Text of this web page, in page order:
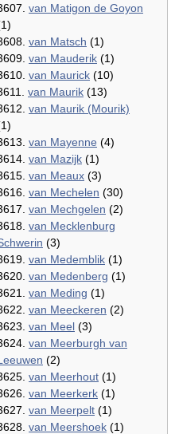
van Matigon de Goyon
van Matsch (1)
van Mauderik (1)
van Maurick (10)
van Maurik (13)
van Maurik (Mourik)
van Mayenne (4)
van Mazijk (1)
van Meaux (3)
van Mechelen (30)
van Mechgelen (2)
van Mecklenburg
(3)
van Medemblik (1)
van Medenberg (1)
van Meding (1)
van Meeckeren (2)
van Meel (3)
van Meerburgh van
(2)
van Meerhout (1)
van Meerkerk (1)
van Meerpelt (1)
van Meershoek (1)